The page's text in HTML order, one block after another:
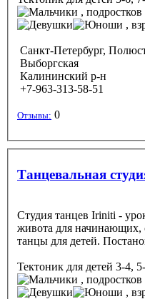
,
,
Санкт-Петербург,
Выборгская
Калининский р-н
+7-963-313-58-51
Отзывы: 0
Танцевальная
Студия танцев Iriniti -
живота для начинающих,
танцы для детей.
Тектоник для детей 3-4,
,
,